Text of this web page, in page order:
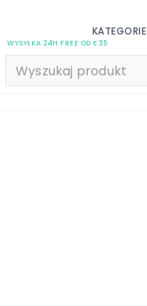
WYSYŁKA 24H FREE OD £35
KATEGORIE